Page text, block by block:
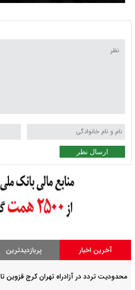
ارسال نظر
آخرین اخبار پربازدیدترین
محدودیت تردد در آزادراه تهران کرج قزوین تا ۲۰ شهریور